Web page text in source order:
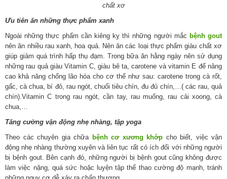
chất xơ
Ưu tiên ăn những thực phẩm xanh
Ngoài những thực phẩm cần kiêng kỵ thì những người mắc bệnh gout
nên ăn nhiều rau xanh, hoa quả. Nên ăn các loại thực phẩm giàu chất xơ
giúp giảm quá trình hấp thụ đạm. Trong bữa ăn hằng ngày nên sử dụng
những rau quả giàu Vitamin C, giàu bê ta, carotene và vitamin E để nâng
cao khả năng chống lão hóa cho cơ thể như sau: carotene trong cà rốt,
gấc, cà chua, bí đỏ, rau ngót, chuối tiêu chín, đu đủ chín,…( các rau, quả
chín).Vitamin C trong rau ngót, cần tay, rau muống, rau cải xoong, cà
chua,…
Tăng cường vận động nhẹ nhàng, tập yoga
Theo các chuyên gia chữa bệnh cơ xương khớp cho biết, việc vận
động nhẹ nhàng thường xuyên và liên tục rất có ích đối với những người
bị bệnh gout. Bên cạnh đó, những người bị bệnh gout cũng không được
làm việc nặng, quá sức hoặc luyện tập thể thao cường độ mạnh, tránh